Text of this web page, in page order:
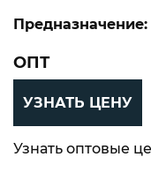
Предназначение:
ОПТ
УЗНАТЬ ЦЕНУ
Узнать оптовые